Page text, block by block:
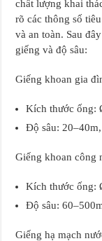
chất lượng khai
rõ các thông số
và an toàn. Sau
giếng và độ sâu:
Giếng khoan gia
Kích thước ống:
Độ sâu:
Giếng khoan công
Kích thước ống:
Độ sâu:
Giếng hạ mạch